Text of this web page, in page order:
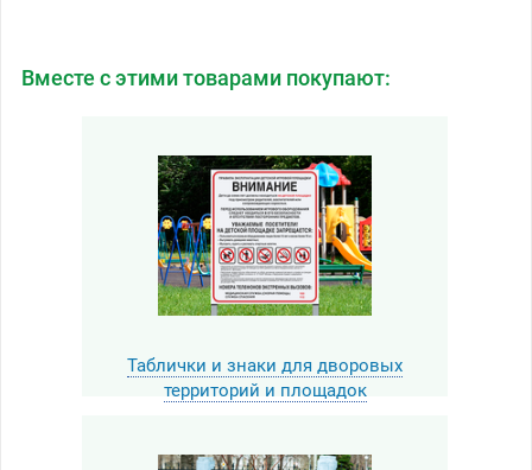
Вместе с этими товарами покупают:
Таблички и знаки для дворовых
территорий и площадок